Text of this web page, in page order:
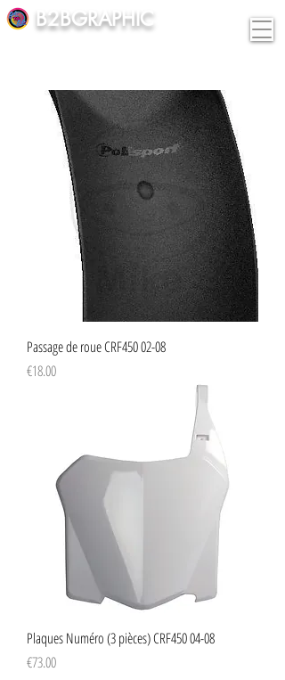
B2BGRAPHIC
Passage de roue CRF450 02-08
Price
€18.00
Plaques Numéro (3 pièces) CRF450 04-08
Price
€73.00